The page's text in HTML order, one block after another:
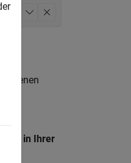
offenen
in Ihrer